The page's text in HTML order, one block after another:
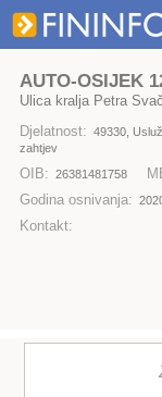
AUTO-OSIJEK
Ulica kralja Petra
Djelatnost: 49330,
zahtjev
OIB: 26381481758
Godina osnivanja:
Kontakt: